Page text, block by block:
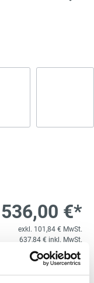
536,00 €*
exkl. 101,84 € MwSt.
637,84 € inkl. MwSt.
Lieferzeit 20 Werktage